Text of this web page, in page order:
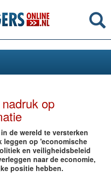
op
de wereld te versterken
leggen op 'economische
en veiligheidsbeleid
naar de economie,
positie hebben.